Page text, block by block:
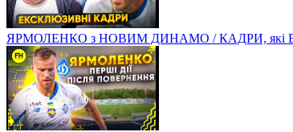
ЯРМОЛЕНКО з НОВИМ ДИНАМО / КАДРИ, які